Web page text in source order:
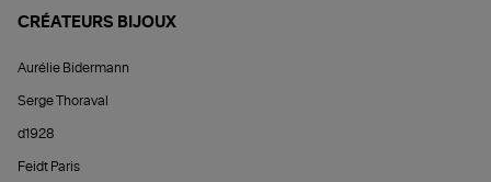
CRÉATEURS BIJOUX
Aurélie Bidermann
Serge Thoraval
d1928
Feidt Paris